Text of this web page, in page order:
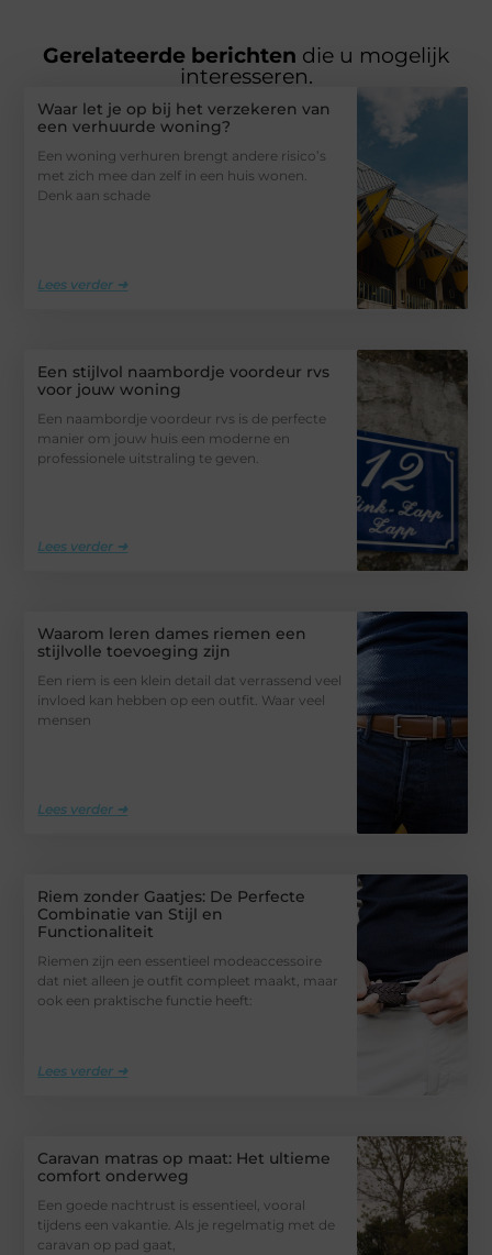
Gerelateerde berichten die u mogelijk
interesseren.
Waar let je op bij het verzekeren van
een verhuurde woning?
Een woning verhuren brengt andere risico’s
met zich mee dan zelf in een huis wonen.
Denk aan schade
Lees verder ➜
Een stijlvol naambordje voordeur rvs
voor jouw woning
Een naambordje voordeur rvs is de perfecte
manier om jouw huis een moderne en
professionele uitstraling te geven.
Lees verder ➜
Waarom leren dames riemen een
stijlvolle toevoeging zijn
Een riem is een klein detail dat verrassend veel
invloed kan hebben op een outfit. Waar veel
mensen
Lees verder ➜
Riem zonder Gaatjes: De Perfecte
Combinatie van Stijl en
Functionaliteit
Riemen zijn een essentieel modeaccessoire
dat niet alleen je outfit compleet maakt, maar
ook een praktische functie heeft:
Lees verder ➜
Caravan matras op maat: Het ultieme
comfort onderweg
Een goede nachtrust is essentieel, vooral
tijdens een vakantie. Als je regelmatig met de
caravan op pad gaat,